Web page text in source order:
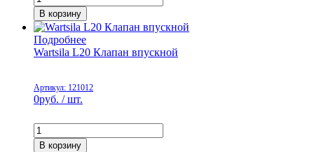
В корзину
Подробнее
Wartsila L20 Клапан впускной
Артикул: 121012
0руб. / шт.
В корзину